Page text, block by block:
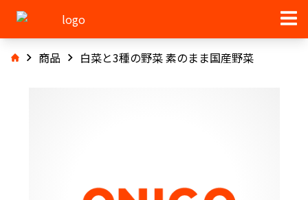
商品 白菜と3種の野菜 素のまま国産野菜